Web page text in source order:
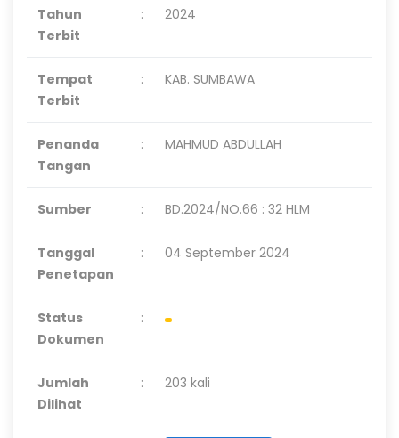
Tahun
Terbit
: 2024
Tempat
Terbit
: KAB. SUMBAWA
Penanda
Tangan
: MAHMUD ABDULLAH
Sumber : BD.2024/NO.66 : 32 HLM
Tanggal
Penetapan
: 04 September 2024
Status
Dokumen
:
Jumlah
Dilihat
: 203 kali